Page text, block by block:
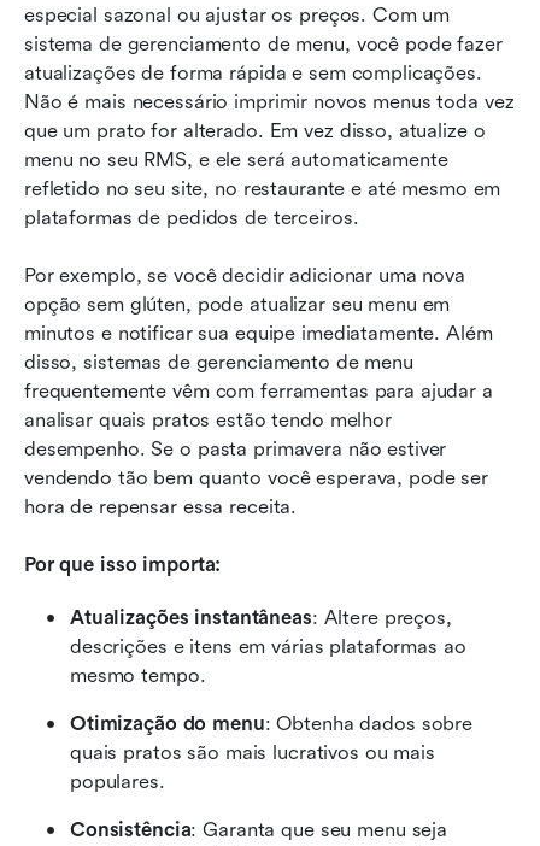
especial sazonal ou ajustar os preços. Com um
sistema de gerenciamento de menu, você pode fazer
atualizações de forma rápida e sem complicações.
Não é mais necessário imprimir novos menus toda vez
que um prato for alterado. Em vez disso, atualize o
menu no seu RMS, e ele será automaticamente
refletido no seu site, no restaurante e até mesmo em
plataformas de pedidos de terceiros.
Por exemplo, se você decidir adicionar uma nova
opção sem glúten, pode atualizar seu menu em
minutos e notificar sua equipe imediatamente. Além
disso, sistemas de gerenciamento de menu
frequentemente vêm com ferramentas para ajudar a
analisar quais pratos estão tendo melhor
desempenho. Se o pasta primavera não estiver
vendendo tão bem quanto você esperava, pode ser
hora de repensar essa receita.
Por que isso importa:
Atualizações instantâneas: Altere preços,
descrições e itens em várias plataformas ao
mesmo tempo.
Otimização do menu: Obtenha dados sobre
quais pratos são mais lucrativos ou mais
populares.
Consistência: Garanta que seu menu seja